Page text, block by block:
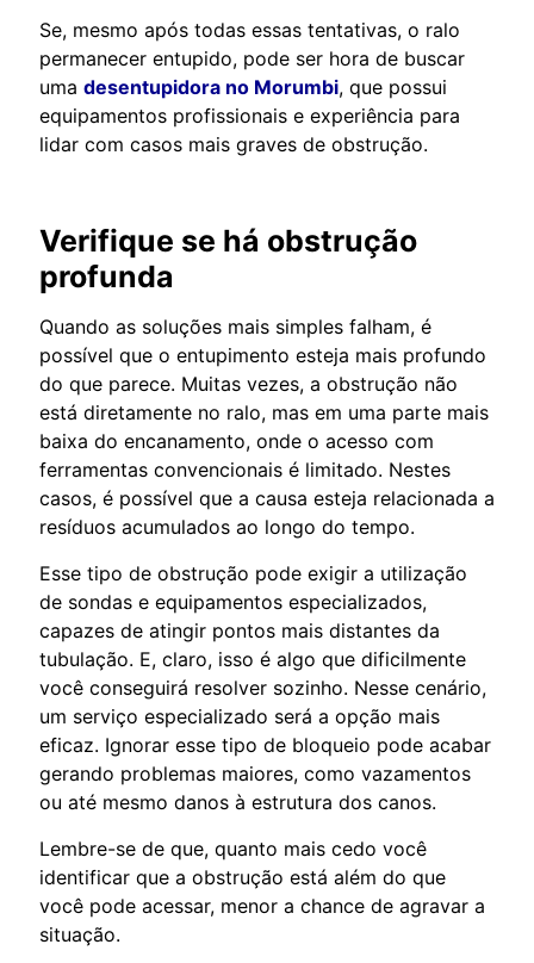
Se, mesmo após todas essas tentativas, o ralo
permanecer entupido, pode ser hora de buscar
uma desentupidora no Morumbi, que possui
equipamentos profissionais e experiência para
lidar com casos mais graves de obstrução.
Verifique se há obstrução
profunda
Quando as soluções mais simples falham, é
possível que o entupimento esteja mais profundo
do que parece. Muitas vezes, a obstrução não
está diretamente no ralo, mas em uma parte mais
baixa do encanamento, onde o acesso com
ferramentas convencionais é limitado. Nestes
casos, é possível que a causa esteja relacionada a
resíduos acumulados ao longo do tempo.
Esse tipo de obstrução pode exigir a utilização
de sondas e equipamentos especializados,
capazes de atingir pontos mais distantes da
tubulação. E, claro, isso é algo que dificilmente
você conseguirá resolver sozinho. Nesse cenário,
um serviço especializado será a opção mais
eficaz. Ignorar esse tipo de bloqueio pode acabar
gerando problemas maiores, como vazamentos
ou até mesmo danos à estrutura dos canos.
Lembre-se de que, quanto mais cedo você
identificar que a obstrução está além do que
você pode acessar, menor a chance de agravar a
situação.